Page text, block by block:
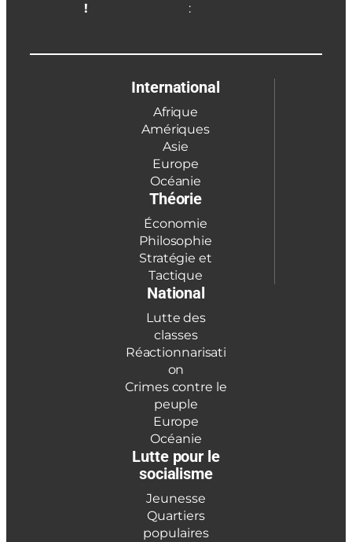
!
:
International
Afrique
Amériques
Asie
Europe
Océanie
Théorie
Économie
Philosophie
Stratégie et
Tactique
National
Lutte des
classes
Réactionnarisati
on
Crimes contre le
peuple
Europe
Océanie
Lutte pour le
socialisme
Jeunesse
Quartiers
populaires